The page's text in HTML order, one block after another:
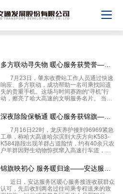
多方联动寻失物 暖心服务获赞誉——肇东收费站快速响应助司乘找
7月23日，肇东收费站工作人员通过快速
响应、多方联动，成功帮助一名司乘找回遗
失的贵重手机。这场与时间赛跑的“寻机”行
动，擦亮了哈大高速的文明服务名片。 当日
东收费站收费亭求助。当班工作人员询问得
知，该驾驶员在大耿家收费站附近加油站如
深夜除险保畅通 暖心服务获锦旗——龙庆养护高效处置羊群占道险
7月16日22时，龙庆养护接到96969紧急
工单，称哈大高速哈尔滨到大庆方向K583-
K584路段出现羊群占道险情，约有40余只农
户羊群因野生动物惊扰窜入高速行车道，由
带来极高风险。 龙庆养护路产巡查人员火速
到场处置，迅速规范布设
近日，安达服务区暖心服务接连收获群众
认可，先后收到两名过往司乘专程送来的致